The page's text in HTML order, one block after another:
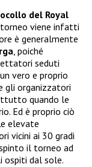
del Royal
viene infatti
è generalmente
, poiché
seduti
vero e proprio
gli organizzatori
quando le
Ed è proprio ciò
elevate
vicini ai 30 gradi
il torneo ad
ospiti dal sole.